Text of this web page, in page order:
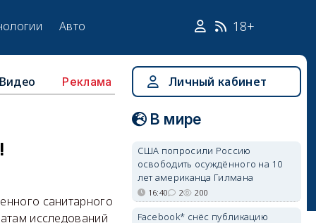
Авто 18+
Видео Реклама
санитарного
исследований
Личный кабинет
В мире
США попросили Россию
освободить осуждённого на 10
лет американца Гилмана
16:40 2 200
Facebook* снёс публикацию